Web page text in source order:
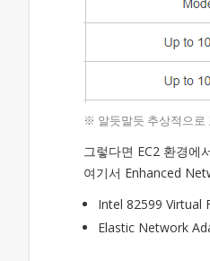
※ 알듯말듯 추상적으로
그렇다면 EC2 환경에
여기서 Enhanced
Intel 82599 Virtual
Elastic Network